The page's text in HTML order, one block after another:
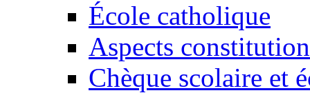
École catholique
Aspects
Chèque scolaire et